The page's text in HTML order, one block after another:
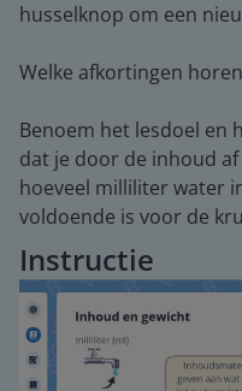
husselknop om een
Welke afkortingen
Benoem het lesdoel en
dat je door de inhoud
hoeveel milliliter water
voldoende is voor de
Instructie